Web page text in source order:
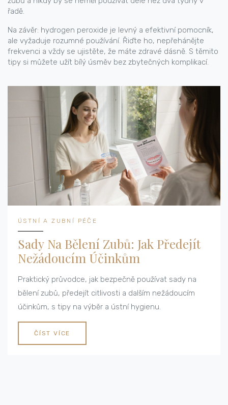
řadě.
Na závěr: hydrogen peroxide je levný a efektivní pomocník,
ale vyžaduje rozumné používání. Řiďte ho, nepřehánějte
frekvenci a vždy se ujistěte, že máte zdravé dásně. S těmito
tipy si můžete užít bílý úsměv bez zbytečných komplikací.
ÚSTNÍ A ZUBNÍ PÉČE
Sady Na Bělení Zubů: Jak Předejít
Nežádoucím Účinkům
Praktický průvodce, jak bezpečně používat sady na
bělení zubů, předejít citlivosti a dalším nežádoucím
účinkům, s tipy na výběr a ústní hygienu.
ČÍST VÍCE